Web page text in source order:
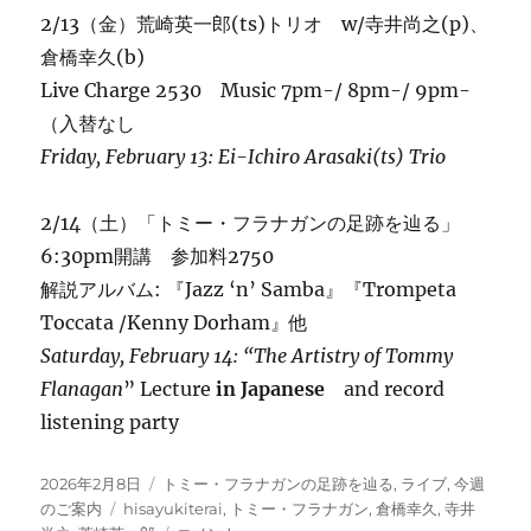
2/13（金）荒崎英一郎(ts)トリオ w/寺井尚之(p)、
倉橋幸久(b)
Live Charge 2530 Music 7pm-/ 8pm-/ 9pm-
（入替なし
Friday, February 13: Ei-Ichiro Arasaki(ts) Trio
2/14（土）「トミー・フラナガンの足跡を辿る」
6:30pm開講 参加料2750
解説アルバム: 『Jazz ‘n’ Samba』『Trompeta
Toccata /Kenny Dorham』他
Saturday, February14: “The Artistry of Tommy
Flanagan” Lecturein Japanese and record
listening party
投
稿
2026年2月8日
カ
テ
トミー・フラナガンの足跡を辿る, ライブ,今週
のご案内
タ
hisayukiterai, トミー・フラナガン,倉橋幸久 ,寺井